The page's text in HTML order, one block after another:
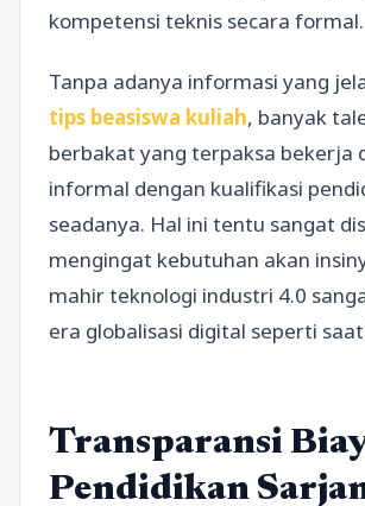
kompetensi teknis secara formal.
Tanpa adanya informasi yang
tips beasiswa kuliah, banyak
berbakat yang terpaksa bekerja
informal dengan kualifikasi
seadanya. Hal ini tentu sangat
mengingat kebutuhan akan
mahir teknologi industri 4.0
era globalisasi digital seperti
Transparansi
Pendidikan